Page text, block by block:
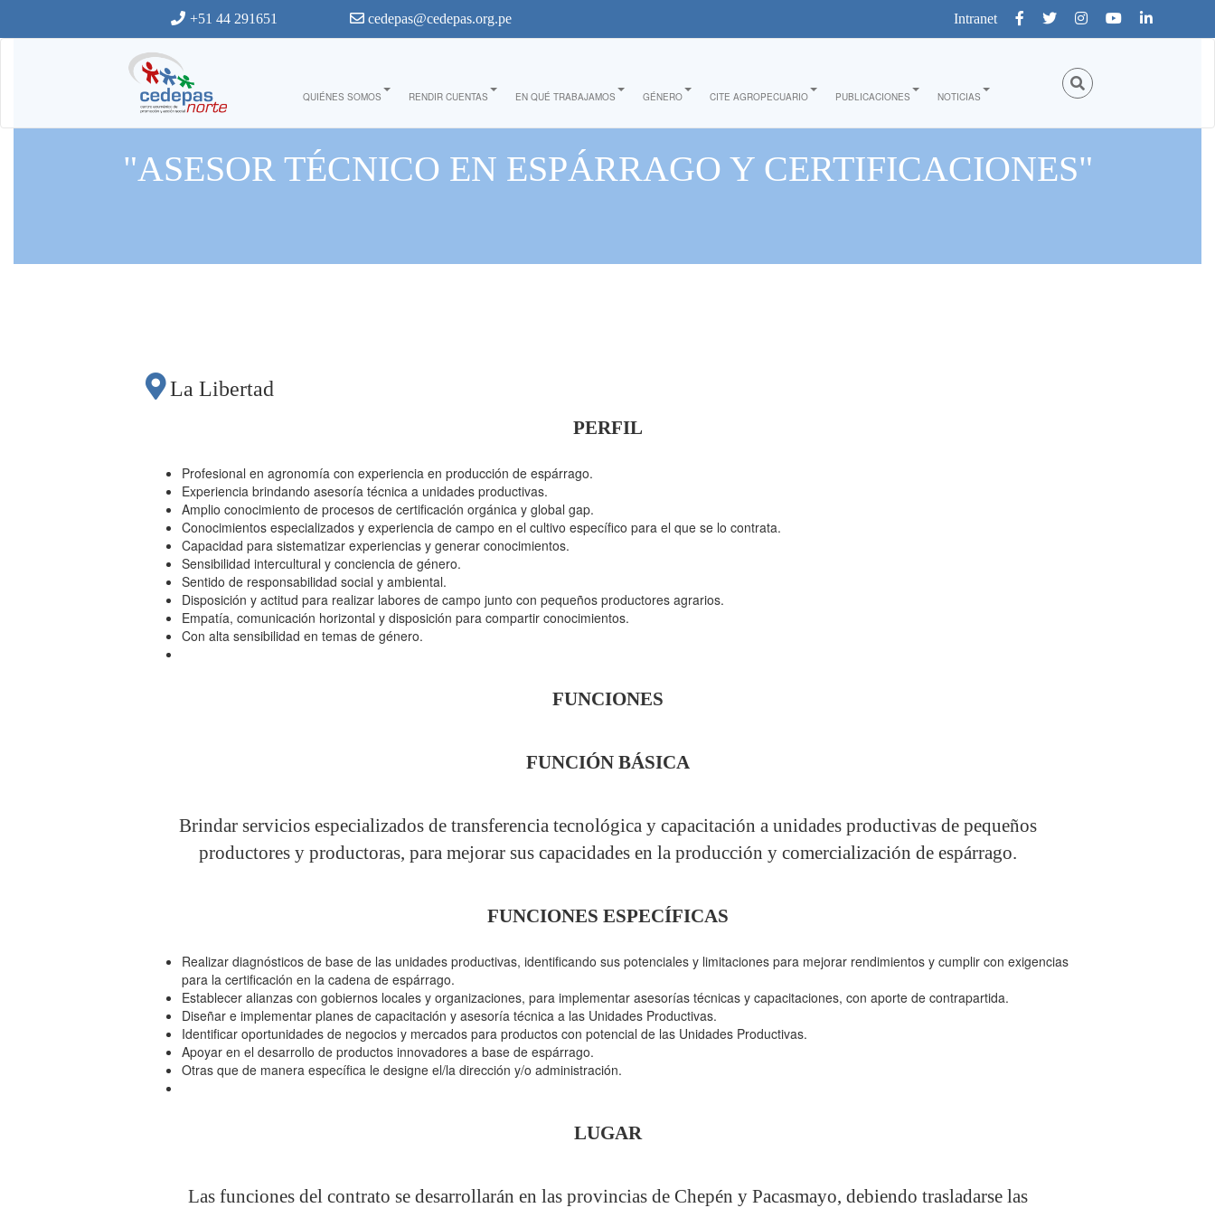
+51 44 291651 cedepas@cedepas.org.pe Intranet
QUIÉNES SOMOS RENDIR CUENTAS EN QUÉ TRABAJAMOS GÉNERO CITE AGROPECUARIO PUBLICACIONES NOTICIAS
"ASESOR TÉCNICO EN ESPÁRRAGO Y CERTIFICACIONES"
La Libertad
PERFIL
Profesional en agronomía con experiencia en producción de espárrago.
Experiencia brindando asesoría técnica a unidades productivas.
Amplio conocimiento de procesos de certificación orgánica y global gap.
Conocimientos especializados y experiencia de campo en el cultivo específico para el que se lo contrata.
Capacidad para sistematizar experiencias y generar conocimientos.
Sensibilidad intercultural y conciencia de género.
Sentido de responsabilidad social y ambiental.
Disposición y actitud para realizar labores de campo junto con pequeños productores agrarios.
Empatía, comunicación horizontal y disposición para compartir conocimientos.
Con alta sensibilidad en temas de género.
FUNCIONES
FUNCIÓNBÁSICA
Brindar servicios especializados de transferencia tecnológica y capacitación a unidades productivas de pequeños
productores y productoras, para mejorar sus capacidades en la producción y comercialización de espárrago.
FUNCIONES ESPECÍFICAS
Realizar diagnósticos de base de las unidades productivas, identificando sus potenciales y limitaciones para mejorar rendimientos y cumplir con exigencias
para la certificación en la cadena de espárrago.
Establecer alianzas con gobiernos locales y organizaciones, para implementar asesorías técnicas y capacitaciones, con aporte de contrapartida.
Diseñar e implementar planes de capacitación y asesoría técnica a las Unidades Productivas.
Identificar oportunidades de negocios y mercados para productos con potencial de las Unidades Productivas.
Apoyar en el desarrollo de productos innovadores a base de espárrago.
Otras que de manera específica le designe el/la dirección y/o administración.
LUGAR
Las funciones del contrato se desarrollarán en las provincias de Chepén y Pacasmayo, debiendo trasladarse las